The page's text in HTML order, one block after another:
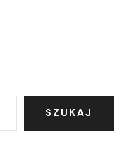
SZUKAJ